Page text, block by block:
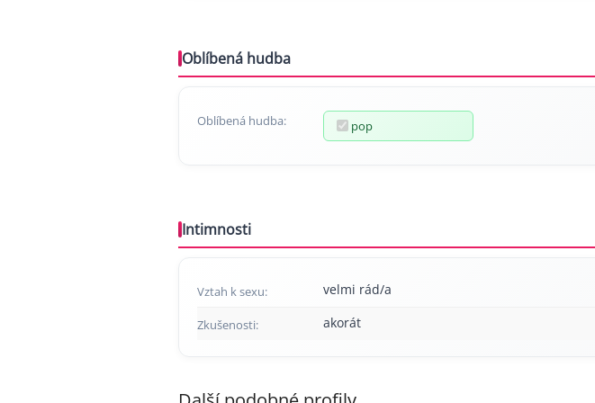
Oblíbená hudba
Oblíbená hudba: pop
Intimnosti
Vztah k sexu: velmi rád/a
Zkušenosti: akorát